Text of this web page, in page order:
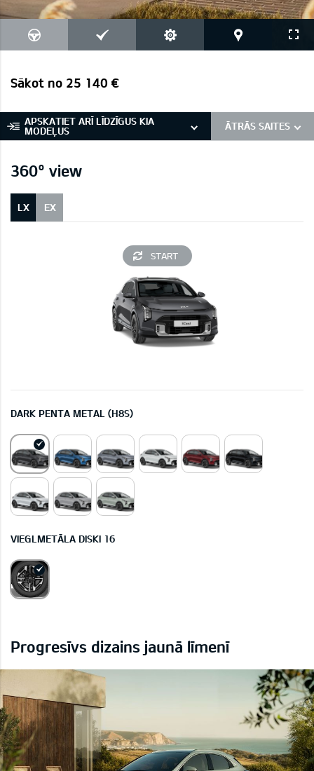
Sākot no 25 140 €
APSKATIET ARĪ LĪDZĪGUS KIA
MODEĻUS
ĀTRĀS SAITES
360° view
LX EX
START
DARK PENTA METAL (H8S)
VIEGLMETĀLA DISKI 16
Progresīvs dizains jaunā līmenī